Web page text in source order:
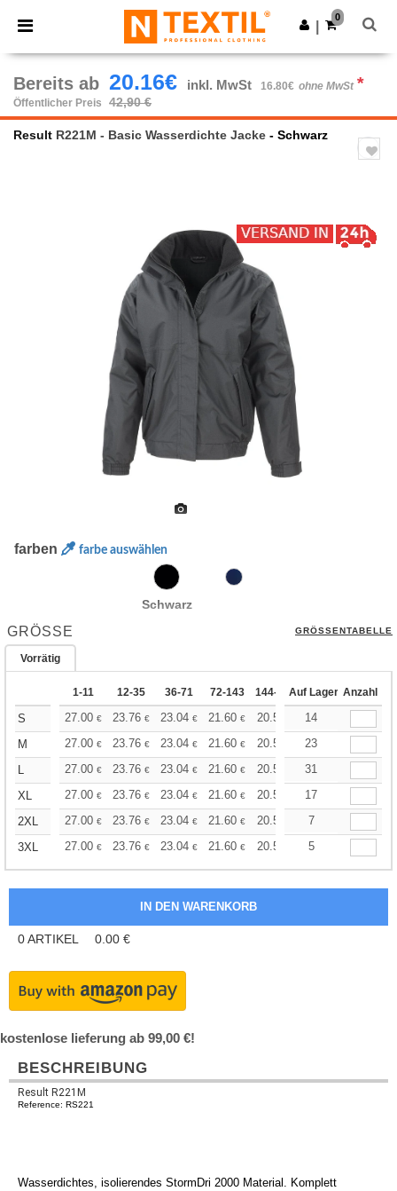
× Ntextil App
Bessere Preise in der App!
App holen
0
Bereits ab 20.16€ inkl. MwSt 16.80€ ohne MwSt *
Öffentlicher Preis 42,90 €
Result R221M - Basic Wasserdichte Jacke - Schwarz
farben farbe auswählen
Schwarz
GRÖSSE GRÖSSENTABELLE
Vorrätig
1-11 12-35 36-71 72-143 144-287 288 + Mehr
Auf Lager Anzahl
S 27.00 € 23.76 € 23.04 € 21.60 € 20.52 20.16
14
M
27.00 € 23.76 € 23.04 € 21.60 € 20.52 20.16
23
L
27.00 € 23.76 € 23.04 € 21.60 € 20.52 20.16
31
XL
27.00 € 23.76 € 23.04 € 21.60 € 20.52 20.16
17
2XL
27.00 € 23.76 € 23.04 € 21.60 € 20.52 20.16
7
3XL
27.00 € 23.76 € 23.04 € 21.60 € 20.52 20.16
5
0ARTIKEL 0.00 €
kostenlose lieferung ab 99,00 €!
BESCHREIBUNG
Result R221M
Reference: RS221
Wasserdichtes, isolierendes StormDri 2000 Material. Komplett